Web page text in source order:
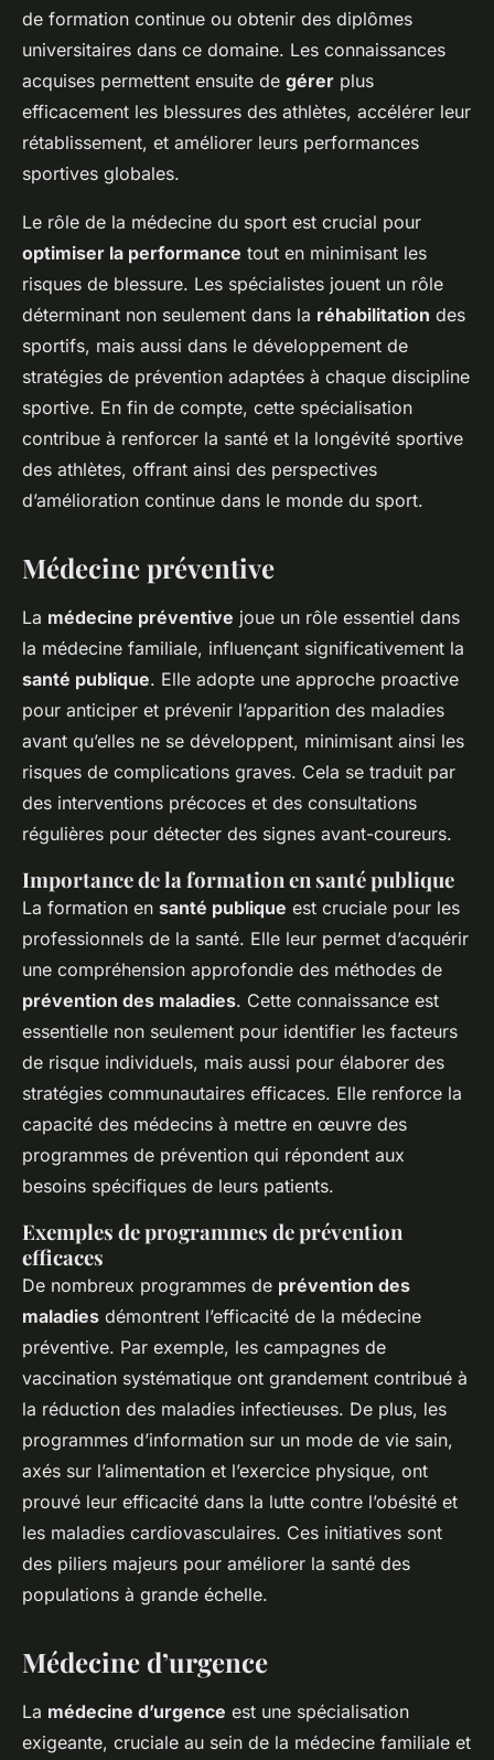
de formation continue ou obtenir des diplômes
universitaires dans ce domaine. Les connaissances
acquises permettent ensuite de gérer plus
efficacement les blessures des athlètes, accélérer leur
rétablissement, et améliorer leurs performances
sportives globales.
Le rôle de la médecine du sport est crucial pour
optimiser la performance tout en minimisant les
risques de blessure. Les spécialistes jouent un rôle
déterminant non seulement dans la réhabilitation des
sportifs, mais aussi dans le développement de
stratégies de prévention adaptées à chaque discipline
sportive. En fin de compte, cette spécialisation
contribue à renforcer la santé et la longévité sportive
des athlètes, offrant ainsi des perspectives
d’amélioration continue dans le monde du sport.
Médecine préventive
La médecine préventive joue un rôle essentiel dans
la médecine familiale, influençant significativement la
santé publique. Elle adopte une approche proactive
pour anticiper et prévenir l’apparition des maladies
avant qu’elles ne se développent, minimisant ainsi les
risques de complications graves. Cela se traduit par
des interventions précoces et des consultations
régulières pour détecter des signes avant-coureurs.
Importance de la formation en santé publique
La formation en santé publique est cruciale pour les
professionnels de la santé. Elle leur permet d’acquérir
une compréhension approfondie des méthodes de
prévention des maladies. Cette connaissance est
essentielle non seulement pour identifier les facteurs
de risque individuels, mais aussi pour élaborer des
stratégies communautaires efficaces. Elle renforce la
capacité des médecins à mettre en œuvre des
programmes de prévention qui répondent aux
besoins spécifiques de leurs patients.
Exemples de programmes de prévention
efficaces
De nombreux programmes de prévention des
maladies démontrent l’efficacité de la médecine
préventive. Par exemple, les campagnes de
vaccination systématique ont grandement contribué à
la réduction des maladies infectieuses. De plus, les
programmes d’information sur un mode de vie sain,
axés sur l’alimentation et l’exercice physique, ont
prouvé leur efficacité dans la lutte contre l’obésité et
les maladies cardiovasculaires. Ces initiatives sont
des piliers majeurs pour améliorer la santé des
populations à grande échelle.
Médecine d’urgence
La médecine d’urgence est une spécialisation
exigeante, cruciale au sein de la médecine familiale et